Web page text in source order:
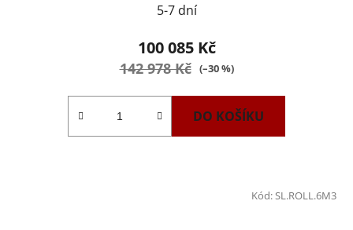
5-7 dní
100 085 Kč
142 978 Kč (–30 %)
DO KOŠÍKU
Kód: SL.ROLL.6M3